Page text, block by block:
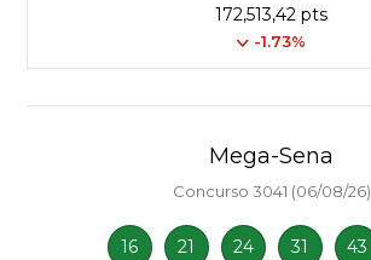
172,513,42 pts
-1.73%
Mega-Sena
Concurso 3041 (06/08/26)
16 21 24 31 43